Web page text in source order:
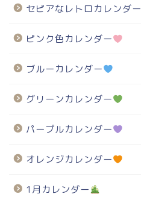
セピアなレトロカレンダー
ピンク色カレンダー
ブルーカレンダー
グリーンカレンダー
パープルカレンダー
オレンジカレンダー
1月カレンダー